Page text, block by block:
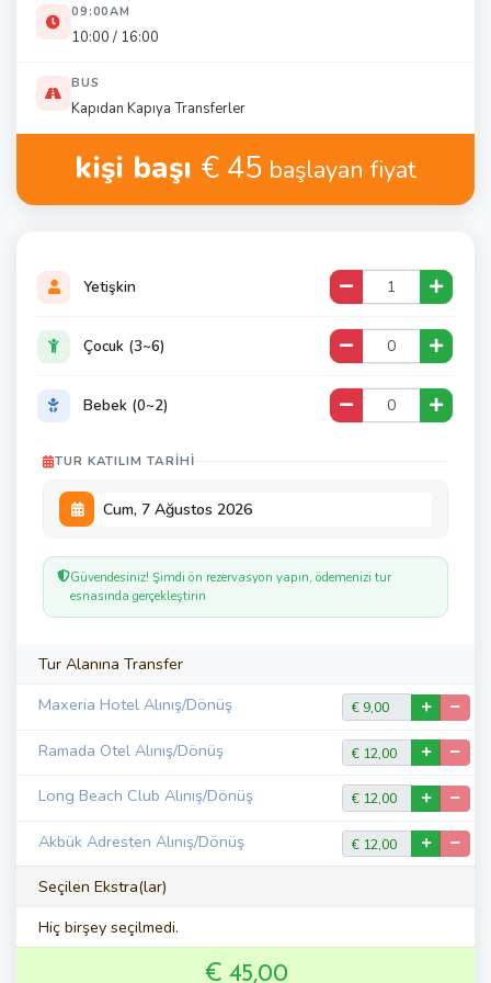
09:00AM
10:00 / 16:00
BUS
Kapıdan Kapıya Transferler
kişi başı € 45 başlayan fiyat
Yetişkin
Çocuk (3~6)
Bebek (0~2)
TUR KATILIM TARIHI
Güvendesiniz! Şimdi ön rezervasyon yapın, ödemenizi tur
esnasında gerçekleştirin
Tur Alanına Transfer
Maxeria Hotel Alınış/Dönüş
Ramada Otel Alınış/Dönüş
Long Beach Club Alınış/Dönüş
Akbük Adresten Alınış/Dönüş
Seçilen Ekstra(lar)
Hiç birşey seçilmedi.
€ 45,00